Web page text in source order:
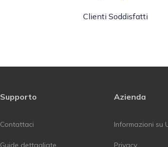
Clienti Soddisfatti
Supporto
Contattaci
Guide dettagliate
Azienda
Informazioni su
Privacy